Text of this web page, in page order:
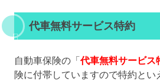
代車無料サービス特約
自動車保険の「代車無料サービス
険に付帯していますので特約とい